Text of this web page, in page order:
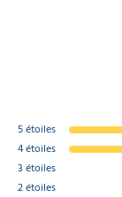
5étoiles
4étoiles
3 étoiles
2étoiles